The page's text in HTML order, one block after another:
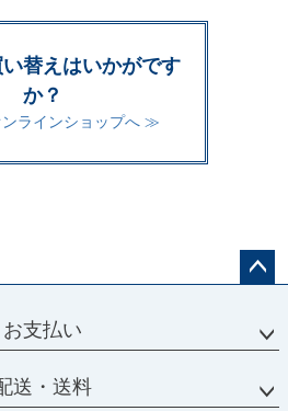
替えはいかがです
か？
ンラインショップへ ≫
ップ
お支払い
送・送料